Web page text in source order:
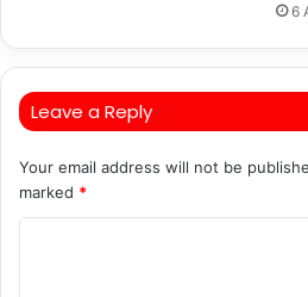
6
Leave a Reply
Your email address will not be
marked *